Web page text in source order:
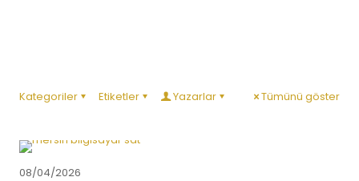
Kategoriler Etiketler Yazarlar Tümünü göster
08/04/2026